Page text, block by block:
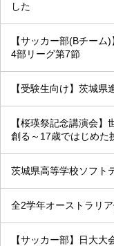
した
【サッカー部(Bチー
4部リーグ第7節
【受験生向け】茨城
【桜瑛祭記念講演会
創る～17歳ではじめた
茨城県高等学校ソフト
全2学年オーストラリ
【サッカー部】日大大